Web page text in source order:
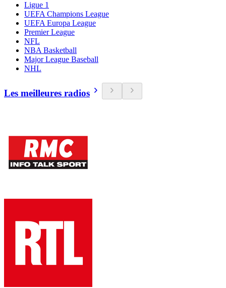
Ligue 1
UEFA Champions League
UEFA Europa League
Premier League
NFL
NBA Basketball
Major League Baseball
NHL
Les meilleures radios